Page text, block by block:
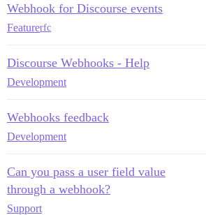
Webhook for Discourse events
Featurerfc
Discourse Webhooks - Help
Development
Webhooks feedback
Development
Can you pass a user field value
through a webhook?
Support